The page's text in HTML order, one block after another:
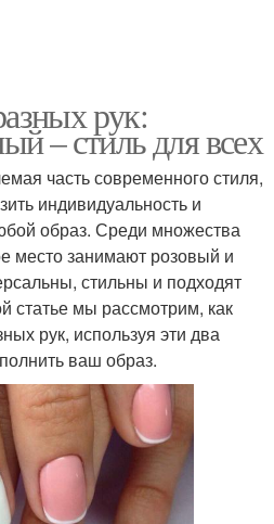
рук:
– стиль для всех
часть современного стиля,
индивидуальность и
образ. Среди множества
место занимают розовый и
стильны и подходят
статье мы рассмотрим, как
рук, используя эти два
ваш образ.